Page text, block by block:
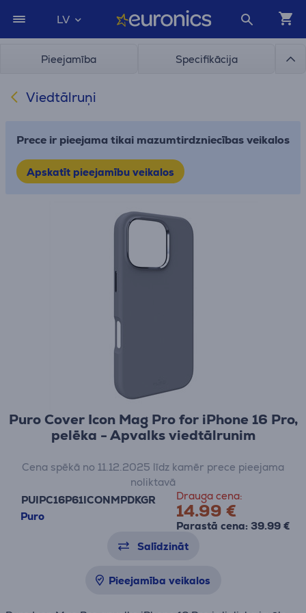
LV
Pieejamība Specifikācija
Viedtālruņi
Prece ir pieejama tikai mazumtirdzniecības veikalos
Apskatīt pieejamību veikalos
Puro Cover Icon Mag Pro for iPhone 16 Pro,
pelēka - Apvalks viedtālrunim
PUIPC16P61ICONMPDKGR
Puro
Drauga cena:
14.99 €
Parastā cena: 39.99 €
Cena spēkā no 11.12.2025 līdz kamēr prece pieejama
noliktavā
Salīdzināt
Pieejamība veikalos